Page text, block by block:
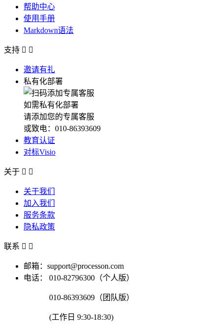
帮助中心
使用手册
Markdown语法
支持  
邀请有礼
私有化部署
如需私有化部署
请添加您的专属客服
或致电：010-86393609
教育认证
对标Visio
关于  
关于我们
加入我们
服务条款
隐私政策
联系  
邮箱：support@processon.com
电话：
010-82796300（个人版）
010-86393609（团队版）
(工作日 9:30-18:30)